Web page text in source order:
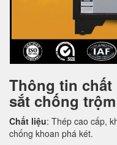
Thông tin
sắt chống
Chất liệu: Thép cao cấp,
chống khoan phá két.